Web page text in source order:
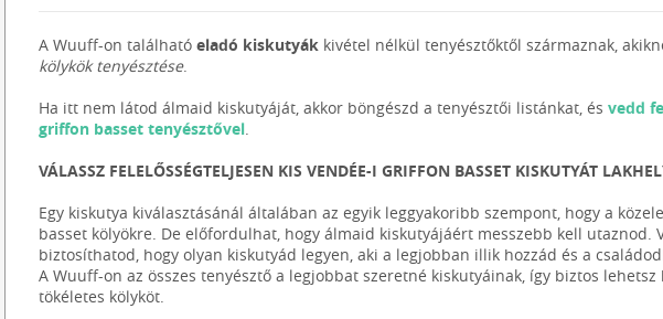
A Wuuff-on található eladó kiskutyák kivétel nélkül tenyésztőktől származnak,
kölykök tenyésztése.
Ha itt nem látod álmaid kiskutyáját, akkor böngészd a tenyésztői listánkat, és vedd
griffon basset tenyésztővel.
VÁLASSZ FELELŐSSÉGTELJESEN KIS VENDÉE-I GRIFFON BASSET KISKUTYÁT
Egy kiskutya kiválasztásánál általában az egyik leggyakoribb szempont, hogy a
basset kölyökre. De előfordulhat, hogy álmaid kiskutyájáért messzebb kell utaznod.
biztosíthatod, hogy olyan kiskutyád legyen, aki a legjobban illik hozzád és a
A Wuuff-on az összes tenyésztő a legjobbat szeretné kiskutyáinak, így biztos
tökéletes kölyköt.